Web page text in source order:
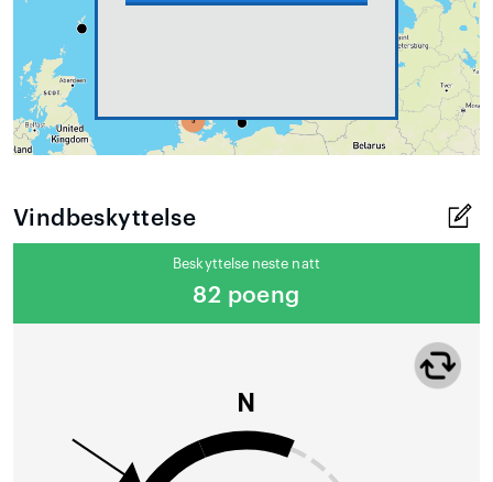
Vindbeskyttelse
Beskyttelse neste natt
82 poeng
N